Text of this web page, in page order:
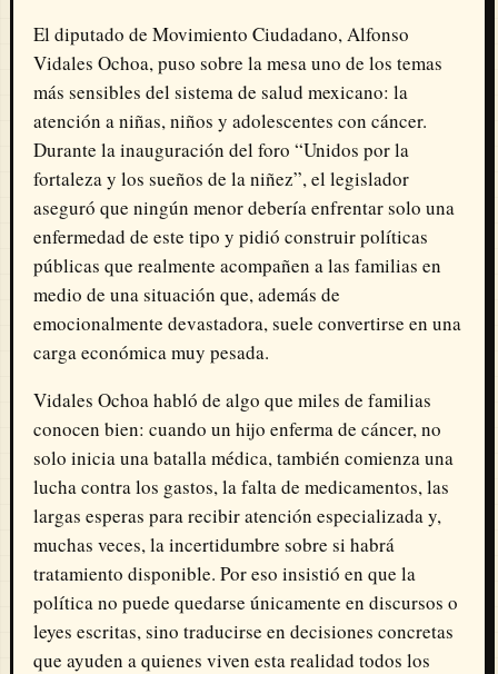
El diputado de Movimiento Ciudadano,Alfonso
Vidales Ochoa, puso sobre la mesa uno de los temas
más sensibles del sistema de salud mexicano: la
atención a niñas, niños y adolescentes con cáncer.
Durante la inauguración del foro “Unidos por la
fortaleza y los sueños de la niñez”, el legislador
aseguró que ningún menor debería enfrentar solo una
enfermedad de este tipo y pidió construir políticas
públicas que realmente acompañen a las familias en
medio de una situación que, además de
emocionalmente devastadora, suele convertirse en una
carga económica muy pesada.
Vidales Ochoa habló de algo que miles de familias
conocen bien: cuando un hijo enferma de cáncer, no
solo inicia una batalla médica, también comienza una
lucha contra los gastos, la falta de medicamentos, las
largas esperas para recibir atención especializada y,
muchas veces, la incertidumbre sobre si habrá
tratamiento disponible. Por eso insistió en que la
política no puede quedarse únicamente en discursos o
leyes escritas, sino traducirse en decisiones concretas
que ayuden a quienes viven esta realidad todos los